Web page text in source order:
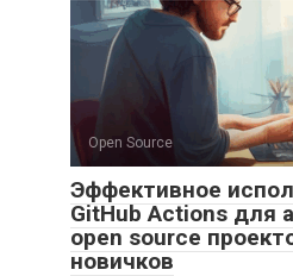
Open Source
Эффективное
GitHub Actions для
open source
новичков